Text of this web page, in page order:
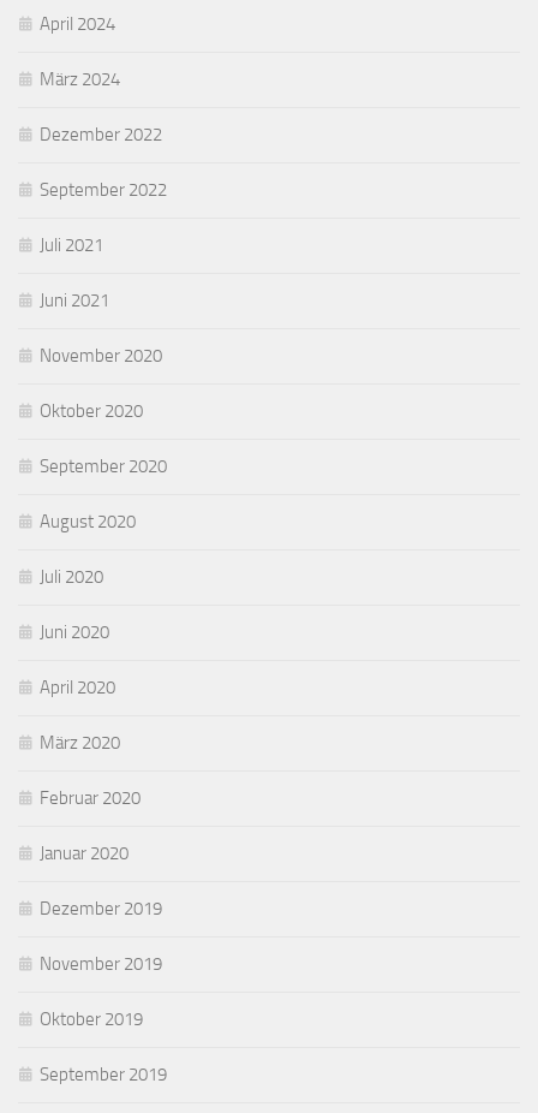
April 2024
März 2024
Dezember 2022
September 2022
Juli 2021
Juni 2021
November 2020
Oktober 2020
September 2020
August 2020
Juli 2020
Juni 2020
April 2020
März 2020
Februar 2020
Januar 2020
Dezember 2019
November 2019
Oktober 2019
September 2019